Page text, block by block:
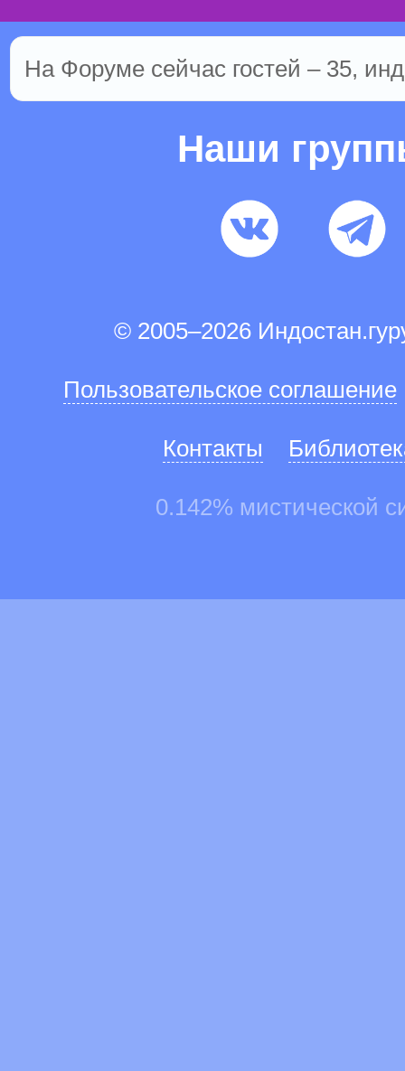
На Форуме сейчас гостей – 35,
Наши
© 2005–2026
Пользовательское соглашение
Контакты
0.142% мистической